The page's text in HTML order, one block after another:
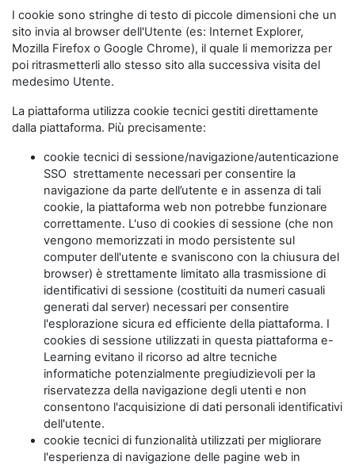
I cookie sono stringhe di testo di piccole dimensioni che un
sito invia al browser dell'Utente (es: Internet Explorer,
Mozilla Firefox o Google Chrome), il quale li memorizza per
poi ritrasmetterli allo stesso sito alla successiva visita del
medesimo Utente.
La piattaforma utilizza cookie tecnici gestiti direttamente
dalla piattaforma. Più precisamente:
cookie tecnici di sessione/navigazione/autenticazione
SSO strettamente necessari per consentire la
navigazione da parte dell’utente e in assenza di tali
cookie, la piattaforma web non potrebbe funzionare
correttamente. L'uso di cookies di sessione (che non
vengono memorizzati in modo persistente sul
computer dell'utente e svaniscono con la chiusura del
browser) è strettamente limitato alla trasmissione di
identificativi di sessione (costituiti da numeri casuali
generati dal server) necessari per consentire
l'esplorazione sicura ed efficiente della piattaforma. I
cookies di sessione utilizzati in questa piattaforma e-
Learning evitano il ricorso ad altre tecniche
informatiche potenzialmente pregiudizievoli per la
riservatezza della navigazione degli utenti e non
consentono l'acquisizione di dati personali identificativi
dell'utente.
cookie tecnici di funzionalità utilizzati per migliorare
l'esperienza di navigazione delle pagine web in